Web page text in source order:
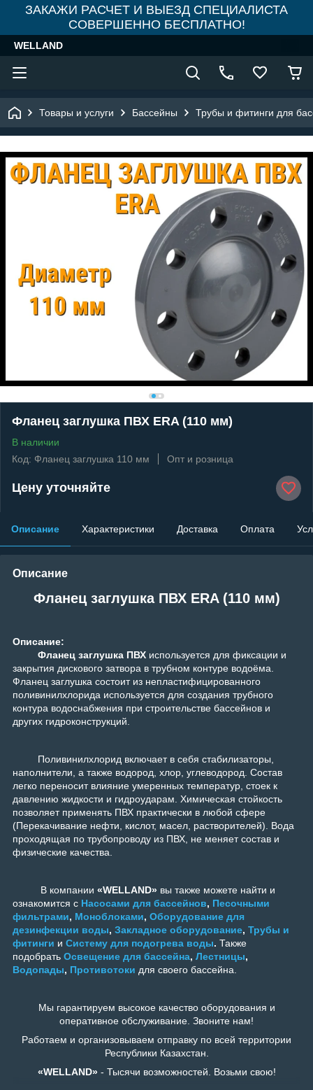
ЗАКАЖИ РАСЧЕТ И ВЫЕЗД СПЕЦИАЛИСТА
СОВЕРШЕННО БЕСПЛАТНО!
WELLAND
Товары и услуги Бассейны Трубы и фитинги для
Фланец заглушка ПВХ ERA (110 мм)
В наличии
Код: Фланец заглушка 110 мм
Опт и розница
Цену уточняйте
Описание Характеристики Доставка Оплата
Описание
Фланец заглушка ПВХ ERA (110 мм)
Описание:
Фланец заглушка ПВХ используется для фиксации и
закрытия дискового затвора в трубном контуре водоёма.
Фланец заглушка состоит из непластифицированного
поливинилхлорида используется для создания трубного
контура водоснабжения при строительстве бассейнов и
других гидроконструкций.
Поливинилхлорид включает в себя стабилизаторы,
наполнители, а также водород, хлор, углеводород. Состав
легко переносит влияние умеренных температур, стоек к
давлению жидкости и гидроударам. Химическая стойкость
позволяет применять ПВХ практически в любой сфере
(Перекачивание нефти, кислот, масел, растворителей). Вода
проходящая по трубопроводу из ПВХ, не меняет состав и
физические качества.
В компании «WELLAND» вы также можете найти и
ознакомится с Насосами для бассейнов, Песочными
фильтрами, Моноблоками, Оборудование для
дезинфекции воды, Закладное оборудование, Трубы и
фитинги и Систему для подогрева воды. Также
подобрать Освещение для бассейна, Лестницы,
Водопады, Противотоки для своего бассейна.
Мы гарантируем высокое качество оборудования и
оперативное обслуживание. Звоните нам!
Работаем и организовываем отправку по всей территории
Республики Казахстан.
«WELLAND»- Тысячи возможностей. Возьми свою!